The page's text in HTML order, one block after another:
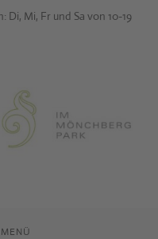
Di, Mi, Fr und Sa von 10-19
MENÜ